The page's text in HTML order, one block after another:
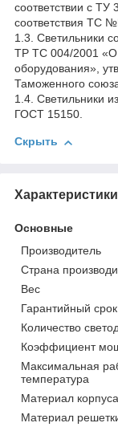
соответствии с
соответствия ТС
1.3. Светильники
ТР ТС 004/2001 «О
оборудования»,
Таможенного
1.4. Светильники
ГОСТ 15150.
Скрыть
Характеристики
Основные
Производитель
Страна
Вес
Гарантийный срок
Количество
Коэффициент
Максимальная
температура
Материал корпуса
Материал